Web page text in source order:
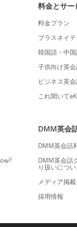
料金とサー
料金プラン
プラスネイ
韓国語・中
子供向け英
ビジネス英
これ聞いて
DMM英会
DMM英会話
DMM英会話
り扱いにつ
メディア掲
採用情報